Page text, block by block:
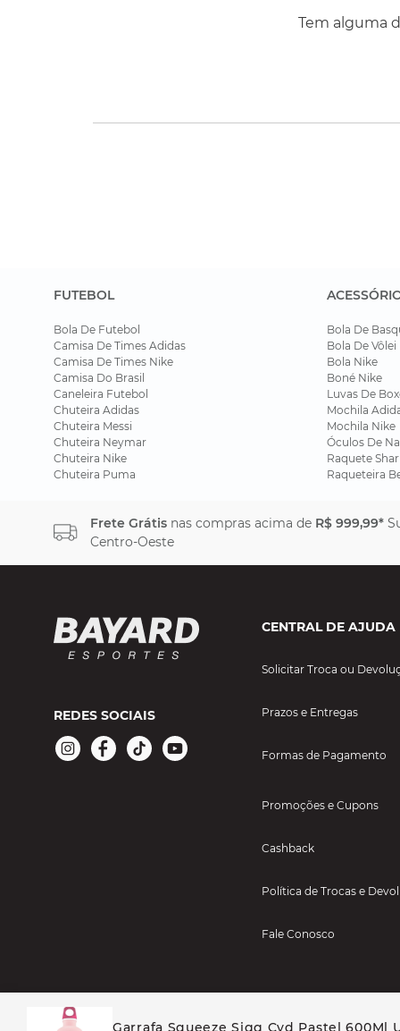
Tem alguma
Garrafa Squeeze Sigg Cyd Pastel 600Ml
FUTEBOL
Bola De Futebol
Camisa De Times Adidas
Camisa De Times Nike
Camisa Do Brasil
Caneleira Futebol
Chuteira Adidas
Chuteira Messi
Chuteira Neymar
Chuteira Nike
Chuteira Puma
Bola De
Bola De Vôlei
Bola Nike
Boné Nike
Luvas De
Mochila
Mochila Nike
Óculos De
Raquete
Raqueteira
Frete Grátis nas compras acima de R$ 999,99*
Centro-Oeste
REDES SOCIAIS
CENTRAL DE AJUDA
Solicitar Troca ou
Prazos e Entregas
Formas de Pagamento
Promoções e Cupons
Cashback
Política de Trocas e
Fale Conosco